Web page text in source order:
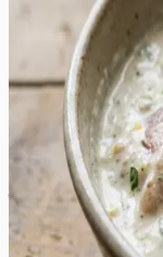
See erakordselt
kanafilee või
mahlaseks.
õrnalt lihakiude,
muutu grillimisel
sidrunikoor
tsitruselist nooti,
Värskelt hakitud
ja aromaatse
lõhnaga juba
on ideaalne valik
kergemat ja